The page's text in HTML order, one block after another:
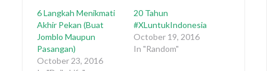
6 Langkah Menikmati
Akhir Pekan (Buat
Jomblo Maupun
Pasangan)
October 23, 2016
20 Tahun
#XLuntukIndonesia
October 19, 2016
In "Random"